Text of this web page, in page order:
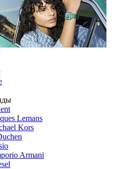
Lemans
Kors
Armani